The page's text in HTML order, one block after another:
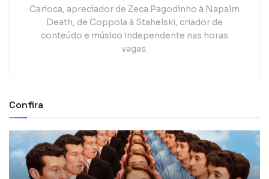
Carioca, apreciador de Zeca Pagodinho à Napalm
Death, de Coppola à Stahelski, criador de
conteúdo e músico independente nas horas
vagas.
Confira